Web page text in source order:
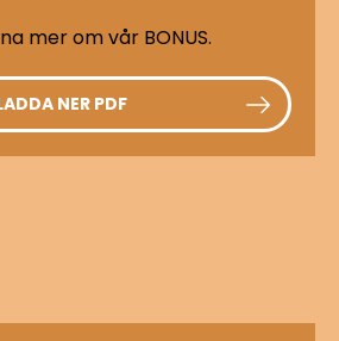
mer om vår BONUS.
NER PDF